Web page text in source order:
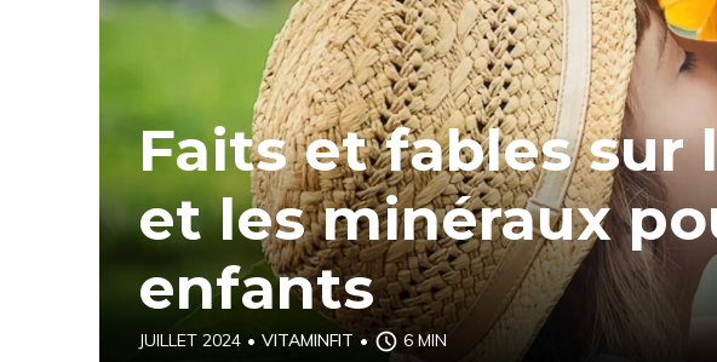
Faits et fables sur
et les minéraux
enfants
JUILLET 2024 • VITAMINFIT • 6 MIN